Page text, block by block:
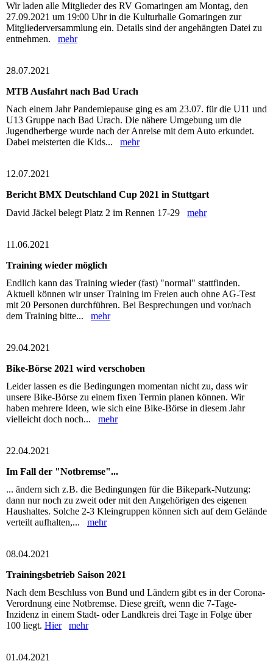
Wir laden alle Mitglieder des RV Gomaringen am Montag, den
27.09.2021 um 19:00 Uhr in die Kulturhalle Gomaringen zur
Mitgliederversammlung ein. Details sind der angehängten Datei zu
entnehmen. mehr
28.07.2021
MTB Ausfahrt nach Bad Urach
Nach einem Jahr Pandemiepause ging es am 23.07. für die U11 und
U13 Gruppe nach Bad Urach. Die nähere Umgebung um die
Jugendherberge wurde nach der Anreise mit dem Auto erkundet.
Dabei meisterten die Kids... mehr
12.07.2021
Bericht BMX Deutschland Cup 2021 in Stuttgart
David Jäckel belegt Platz 2 im Rennen 17-29 mehr
11.06.2021
Training wieder möglich
Endlich kann das Training wieder (fast) "normal" stattfinden.
Aktuell können wir unser Training im Freien auch ohne AG-Test
mit 20 Personen durchführen. Bei Besprechungen und vor/nach
dem Training bitte... mehr
29.04.2021
Bike-Börse 2021 wird verschoben
Leider lassen es die Bedingungen momentan nicht zu, dass wir
unsere Bike-Börse zu einem fixen Termin planen können. Wir
haben mehrere Ideen, wie sich eine Bike-Börse in diesem Jahr
vielleicht doch noch... mehr
22.04.2021
Im Fall der "Notbremse"...
... ändern sich z.B. die Bedingungen für die Bikepark-Nutzung:
dann nur noch zu zweit oder mit den Angehörigen des eigenen
Haushaltes. Solche 2-3 Kleingruppen können sich auf dem Gelände
verteilt aufhalten,... mehr
08.04.2021
Trainingsbetrieb Saison 2021
Nach dem Beschluss von Bund und Ländern gibt es in der Corona-
Verordnung eine Notbremse. Diese greift, wenn die 7-Tage-
Inzidenz in einem Stadt- oder Landkreis drei Tage in Folge über
100 liegt. Hier mehr
01.04.2021